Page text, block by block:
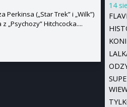
(„Star Trek” i „Wilk”)
„Psychozy” Hitchcocka....
14